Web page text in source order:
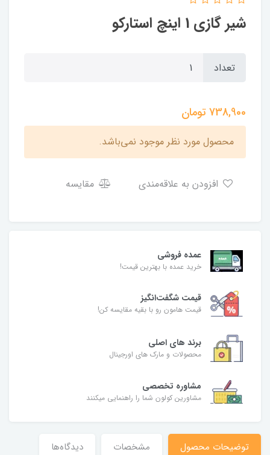
شیر گازی 1 اینچ استارکو
تعداد
738,900تومان
محصول مورد نظر موجود نمی‌باشد.
مقایسه
عمده فروشی
خرید عمده با بهترین قیمت!
قیمت شگفت‌انگیز
قیمت هامون رو با بقیه مقایسه کن!
برند های اصلی
محصولات و مارک های اورجینال
مشاوره تخصصی
مشاورین کولون شما را راهنمایی میکنند
توضیحات محصول مشخصات دیدگاه‌ها